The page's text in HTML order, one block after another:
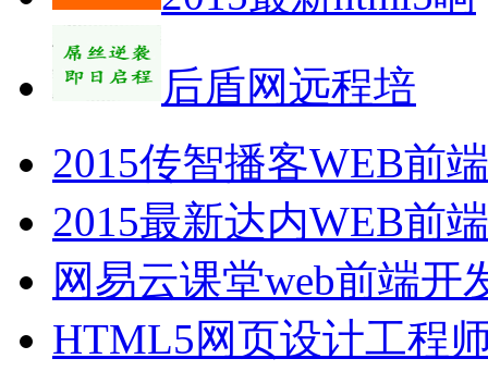
后盾网远程培
2015传智播客WEB前
2015最新达内WEB前
网易云课堂web前端开
HTML5网页设计工程